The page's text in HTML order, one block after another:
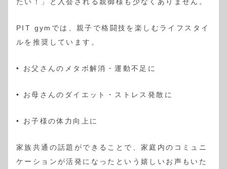
PIT gymでは、親子で格闘技を楽しむライフスタイ
ルを推奨しています。
• お父さんのメタボ解消・運動不足に
• お母さんのダイエット・ストレス発散に
• お子様の体力向上に
家族共通の話題ができることで、家庭内のコミュニ
ケーションが活発になったという嬉しいお声もいた